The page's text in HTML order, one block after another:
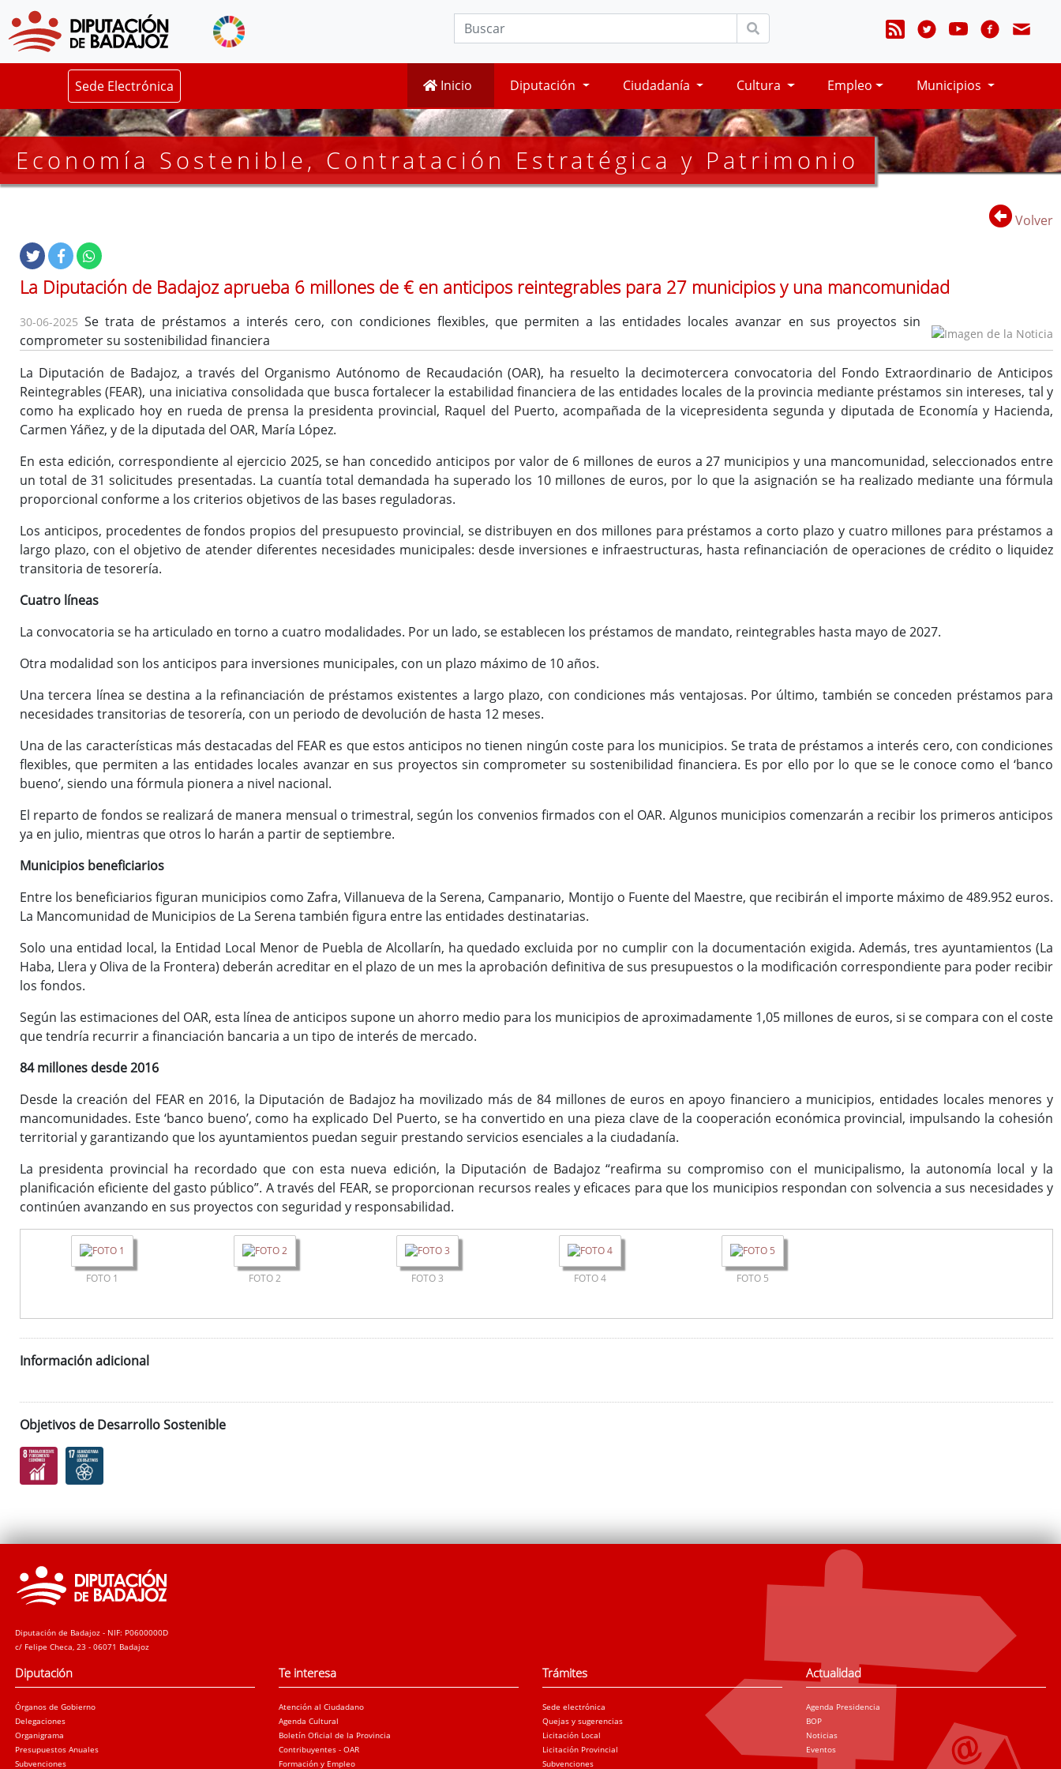
Sede Electrónica Inicio Diputación Ciudadanía Cultura Empleo Municipios
Economía Sostenible, Contratación Estratégica y Patrimonio
Volver
La Diputación de Badajoz aprueba 6 millones de € en anticipos reintegrables para 27 municipios y una mancomunidad
30-06-2025 Se trata de préstamos a interés cero, con condiciones flexibles, que permiten a las entidades locales avanzar en sus proyectos sin
comprometer su sostenibilidad financiera
La Diputación de Badajoz, a través del Organismo Autónomo de Recaudación (OAR), ha resuelto la decimotercera convocatoria del Fondo Extraordinario de Anticipos
Reintegrables (FEAR), una iniciativa consolidada que busca fortalecer la estabilidad financiera de las entidades locales de la provincia mediante préstamos sin intereses, tal y
como ha explicado hoy en rueda de prensa la presidenta provincial, Raquel del Puerto, acompañada de la vicepresidenta segunda y diputada de Economía y Hacienda,
Carmen Yáñez, y de la diputada del OAR, María López.
En esta edición, correspondiente al ejercicio 2025, se han concedido anticipos por valor de 6 millones de euros a 27 municipios y una mancomunidad, seleccionados entre
un total de 31 solicitudes presentadas. La cuantía total demandada ha superado los 10 millones de euros, por lo que la asignación se ha realizado mediante una fórmula
proporcional conforme a los criterios objetivos de las bases reguladoras.
Los anticipos, procedentes de fondos propios del presupuesto provincial, se distribuyen en dos millones para préstamos a corto plazo y cuatro millones para préstamos a
largo plazo, con el objetivo de atender diferentes necesidades municipales: desde inversiones e infraestructuras, hasta refinanciación de operaciones de crédito o liquidez
transitoria de tesorería.
Cuatro líneas
La convocatoria se ha articulado en torno a cuatro modalidades. Por un lado, se establecen los préstamos de mandato, reintegrables hasta mayo de 2027.
Otra modalidad son los anticipos para inversiones municipales, con un plazo máximo de 10 años.
Una tercera línea se destina a la refinanciación de préstamos existentes a largo plazo, con condiciones más ventajosas. Por último, también se conceden préstamos para
necesidades transitorias de tesorería, con un periodo de devolución de hasta 12 meses.
Una de las características más destacadas del FEAR es que estos anticipos no tienen ningún coste para los municipios. Se trata de préstamos a interés cero, con condiciones
flexibles, que permiten a las entidades locales avanzar en sus proyectos sin comprometer su sostenibilidad financiera. Es por ello por lo que se le conoce como el ‘banco
bueno’, siendo una fórmula pionera a nivel nacional.
El reparto de fondos se realizará de manera mensual o trimestral, según los convenios firmados con el OAR. Algunos municipios comenzarán a recibir los primeros anticipos
ya en julio, mientras que otros lo harán a partir de septiembre.
Municipios beneficiarios
Entre los beneficiarios figuran municipios como Zafra, Villanueva de la Serena, Campanario, Montijo o Fuente del Maestre, que recibirán el importe máximo de 489.952 euros.
La Mancomunidad de Municipios de La Serena también figura entre las entidades destinatarias.
Solo una entidad local, la Entidad Local Menor de Puebla de Alcollarín, ha quedado excluida por no cumplir con la documentación exigida. Además, tres ayuntamientos (La
Haba, Llera y Oliva de la Frontera) deberán acreditar en el plazo de un mes la aprobación definitiva de sus presupuestos o la modificación correspondiente para poder recibir
los fondos.
Según las estimaciones del OAR, esta línea de anticipos supone un ahorro medio para los municipios de aproximadamente 1,05 millones de euros, si se compara con el coste
que tendría recurrir a financiación bancaria a un tipo de interés de mercado.
84 millones desde 2016
Desde la creación del FEAR en 2016, la Diputación de Badajoz ha movilizado más de 84 millones de euros en apoyo financiero a municipios, entidades locales menores y
mancomunidades. Este ‘banco bueno’, como ha explicado Del Puerto, se ha convertido en una pieza clave de la cooperación económica provincial, impulsando la cohesión
territorial y garantizando que los ayuntamientos puedan seguir prestando servicios esenciales a la ciudadanía.
La presidenta provincial ha recordado que con esta nueva edición, la Diputación de Badajoz “reafirma su compromiso con el municipalismo, la autonomía local y la
planificación eficiente del gasto público”. A través del FEAR, se proporcionan recursos reales y eficaces para que los municipios respondan con solvencia a sus necesidades y
continúen avanzando en sus proyectos con seguridad y responsabilidad.
FOTO 1 FOTO 2 FOTO 3 FOTO 4 FOTO 5
Información adicional
Objetivos de Desarrollo Sostenible
Diputación de Badajoz - NIF: P0600000D
c/ Felipe Checa, 23 - 06071 Badajoz
Diputación
Órganos de Gobierno
Delegaciones
Organigrama
Presupuestos Anuales
Subvenciones
Te interesa
Atención al Ciudadano
Agenda Cultural
Boletín Oficial de la Provincia
Contribuyentes - OAR
Formación y Empleo
Trámites
Sede electrónica
Quejas y sugerencias
Licitación Local
Licitación Provincial
Subvenciones
Actualidad
Agenda Presidencia
BOP
Noticias
Eventos